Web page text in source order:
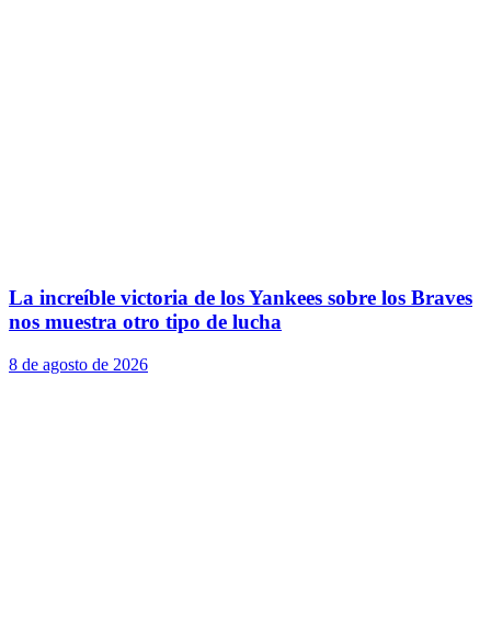
La increíble victoria de los Yankees sobre los Braves
nos muestra otro tipo de lucha
8 de agosto de 2026